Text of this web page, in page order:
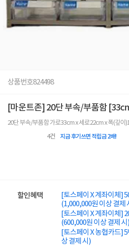
상품번호824498
[마운트존] 20단 부속/부품함
20단 부속/부품함 가로33cm x 세로22cm x 폭(깊이
4건 지금 후기쓰면 적립금 2배!
할인혜택
[토스페이 X 계좌이체]
(1,000,000원 이상 결제
[토스페이 X 계좌이체]
(600,000원 이상 결제 시)
[토스페이 X 농협카드]
상 결제 시)